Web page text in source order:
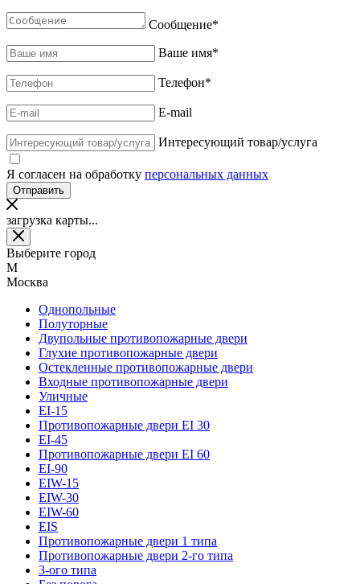
Сообщение*
Ваше имя*
Телефон*
E-mail
Интересующий товар/услуга
Я согласен на обработку персональных данных
загрузка карты...
Выберите город
М
Москва
Однопольные
Полуторные
Двупольные противопожарные двери
Глухие противопожарные двери
Остекленные противопожарные двери
Входные противопожарные двери
Уличные
EI-15
Противопожарные двери EI 30
EI-45
Противопожарные двери EI 60
EI-90
EIW-15
EIW-30
EIW-60
EIS
Противопожарные двери 1 типа
Противопожарные двери 2-го типа
3-ого типа